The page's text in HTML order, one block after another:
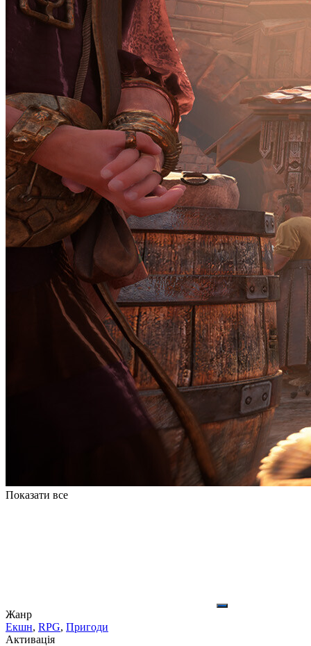
Показати все
Жанр
Екшн, RPG, Пригоди
Активація